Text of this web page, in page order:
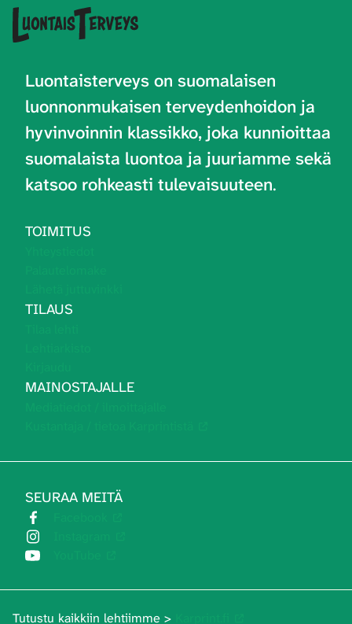
Luontaisterveys on suomalaisen
luonnonmukaisen terveydenhoidon ja
hyvinvoinnin klassikko, joka kunnioittaa
suomalaista luontoa ja juuriamme sekä
katsoo rohkeasti tulevaisuuteen.
TOIMITUS
TILAUS
MAINOSTAJALLE
SEURAA MEITÄ
Tutustu kaikkiin lehtiimme >